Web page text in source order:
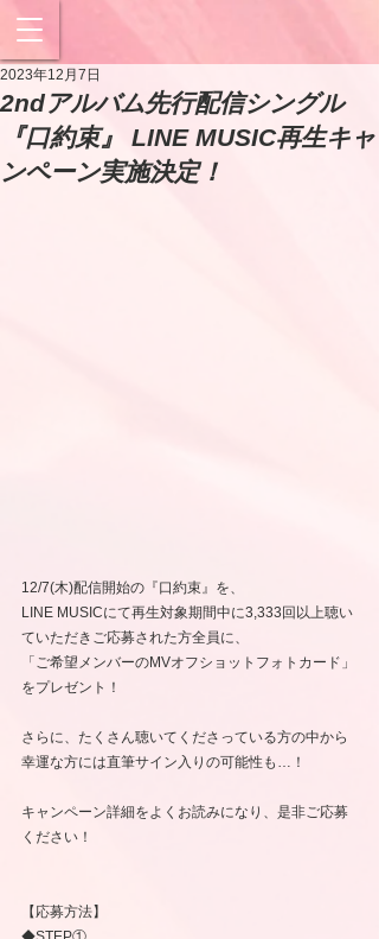
2ndアルバム先行配信シングル
『口約束』 LINE MUSIC再生キャ
ンペーン実施決定！
2023年12月7日
12/7(木)配信開始の『口約束』を、
LINE MUSICにて再生対象期間中に3,333回以上聴い
ていただきご応募された方全員に、
「ご希望メンバーのMVオフショットフォトカード」
をプレゼント！
さらに、たくさん聴いてくださっている方の中から
幸運な方には直筆サイン入りの可能性も…！
キャンペーン詳細をよくお読みになり、是非ご応募
ください！
【応募方法】